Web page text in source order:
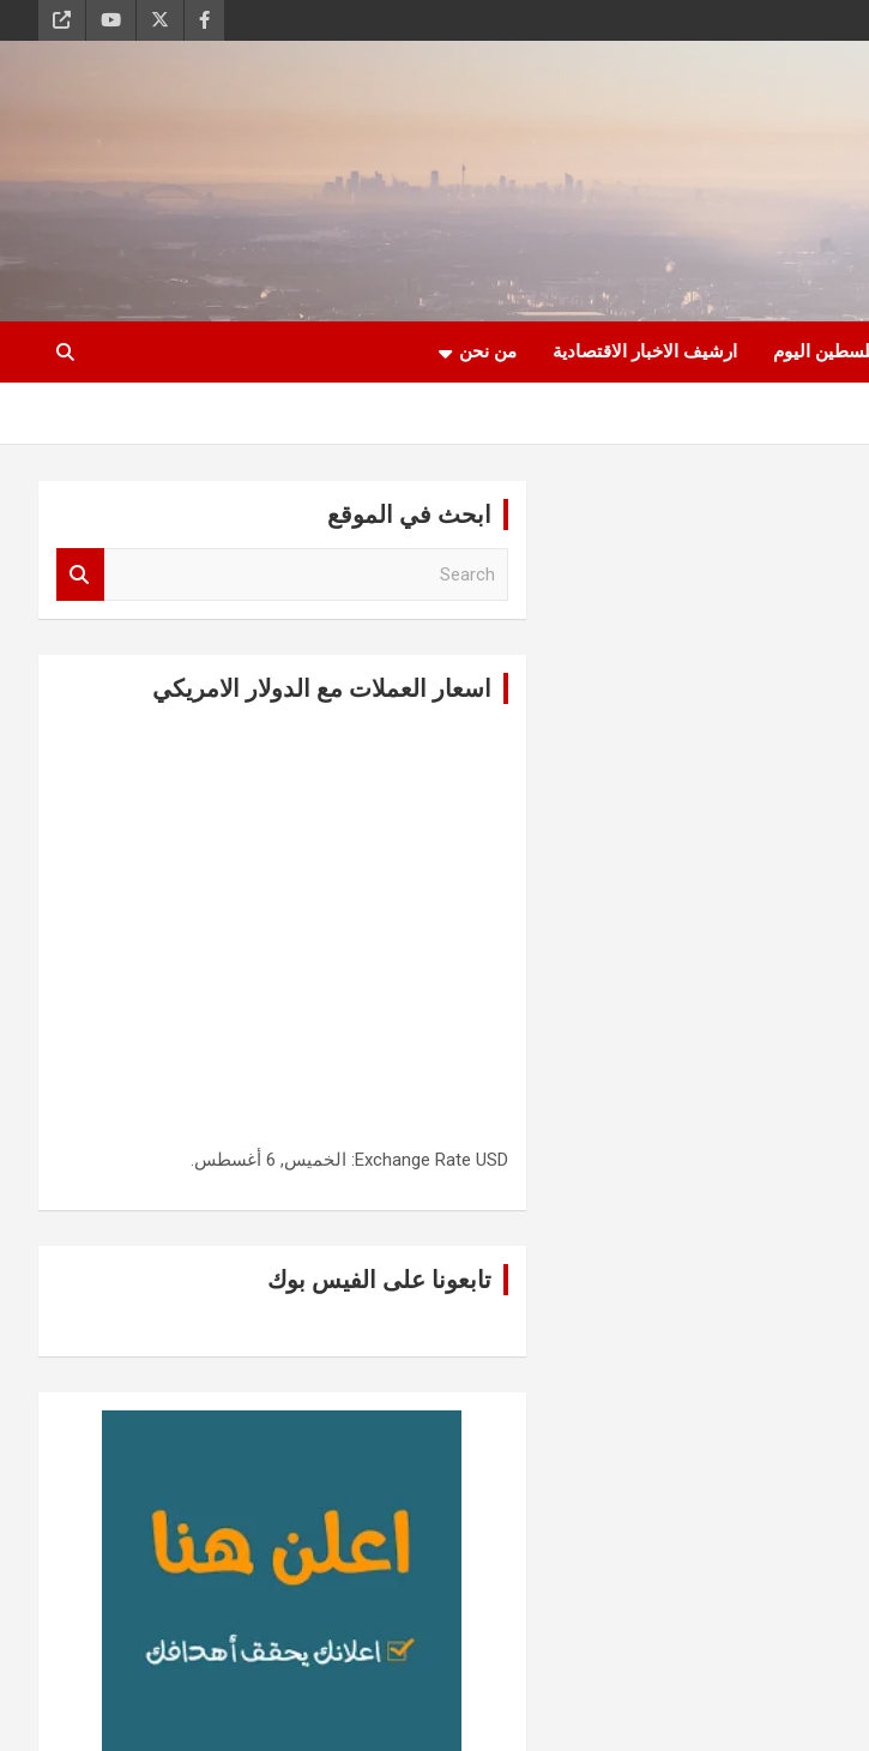
اليوم ارشيف الاخبار الاقتصادية من نحن
ابحث في الموقع
اسعار العملات مع الدولار الامريكي
Exchange Rate USD : الخميس, 6 أغسطس.
تابعونا على الفيس بوك